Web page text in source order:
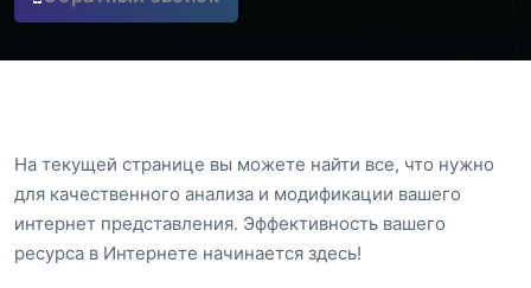
На текущей странице вы можете найти все, что нужно
для качественного анализа и модификации вашего
интернет представления. Эффективность вашего
ресурса в Интернете начинается здесь!